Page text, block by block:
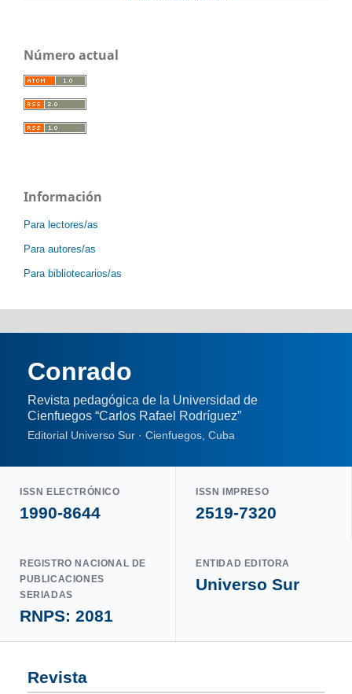
Número actual
Información
Para lectores/as
Para autores/as
Para bibliotecarios/as
Conrado
Revista pedagógica de la Universidad de
Cienfuegos “Carlos Rafael Rodríguez”
Editorial Universo Sur · Cienfuegos, Cuba
ISSN ELECTRÓNICO
1990-8644
ISSN IMPRESO
2519-7320
REGISTRO NACIONAL DE
PUBLICACIONES
SERIADAS
RNPS: 2081
ENTIDAD EDITORA
Universo Sur
Revista